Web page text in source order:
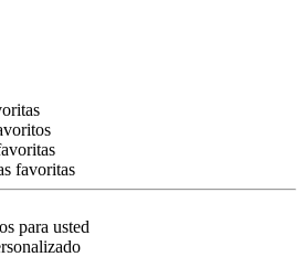
favoritas
para usted